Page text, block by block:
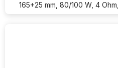
165+25 mm, 80/100 W, 4